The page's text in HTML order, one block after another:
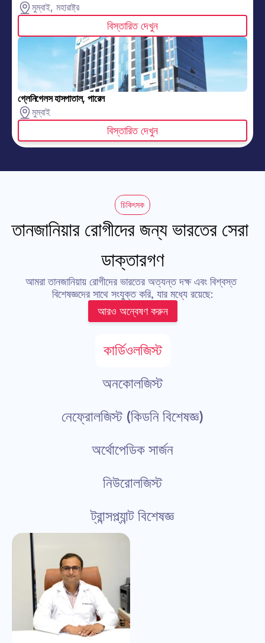
মুম্বাই, মহারাষ্ট্র
বিস্তারিত দেখুন
গ্লেনিগেলস হাসপাতাল, পারেল
মুম্বাই
বিস্তারিত দেখুন
চিকিৎসক
তানজানিয়ার রোগীদের জন্য ভারতের সেরা
ডাক্তারগণ
আমরা তানজানিয়ায় রোগীদের ভারতের অত্যন্ত দক্ষ এবং বিশ্বস্ত
বিশেষজ্ঞদের সাথে সংযুক্ত করি, যার মধ্যে রয়েছে:
আরও অন্বেষণ করুন
কার্ডিওলজিস্ট
অনকোলজিস্ট
নেফ্রোলজিস্ট (কিডনি বিশেষজ্ঞ)
অর্থোপেডিক সার্জন
নিউরোলজিস্ট
ট্রান্সপ্ল্যান্ট বিশেষজ্ঞ